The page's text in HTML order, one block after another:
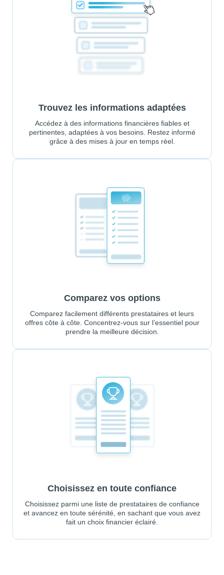
Trouvez les informations adaptées
Accédez à des informations financières fiables et
pertinentes, adaptées à vos besoins. Restez informé
grâce à des mises à jour en temps réel.
Comparez vos options
Comparez facilement différents prestataires et leurs
offres côte à côte. Concentrez-vous sur l’essentiel pour
prendre la meilleure décision.
Choisissez en toute confiance
Choisissez parmi une liste de prestataires de confiance
et avancez en toute sérénité, en sachant que vous avez
fait un choix financier éclairé.